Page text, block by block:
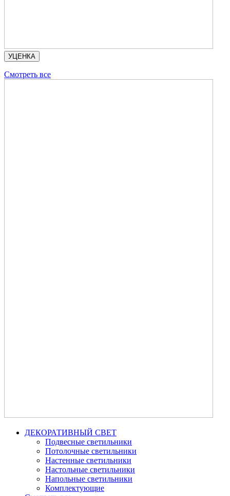
УЦЕНКА
Смотреть все
ДЕКОРАТИВНЫЙ СВЕТ
Подвесные светильники
Потолочные светильники
Настенные светильники
Настольные светильники
Напольные светильники
Комплектующие